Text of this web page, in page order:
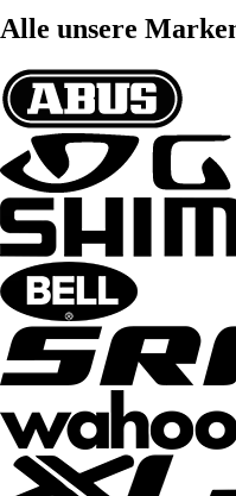
Alle unsere